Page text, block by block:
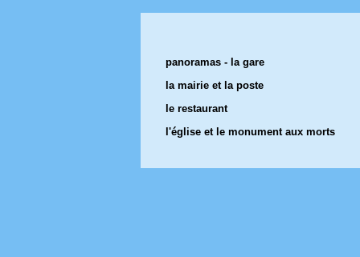
panoramas - la gare
la mairie et la poste
le restaurant
l'église et le monument aux morts